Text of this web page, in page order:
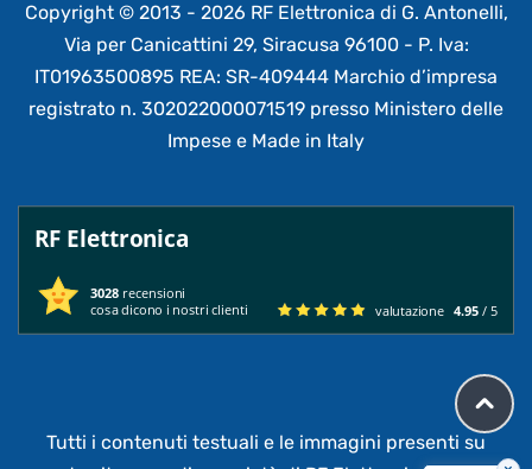
Copyright © 2013 - 2026 RF Elettronica di G. Antonelli,
Via per Canicattini 29, Siracusa 96100 - P. Iva:
IT01963500895 REA: SR-409444 Marchio d’impresa
registrato n. 302022000071519 presso Ministero delle
Impese e Made in Italy
RF Elettronica
3028 recensioni
cosa dicono i nostri clienti
valutazione 4.95 / 5
Tutti i contenuti testuali e le immagini presenti su